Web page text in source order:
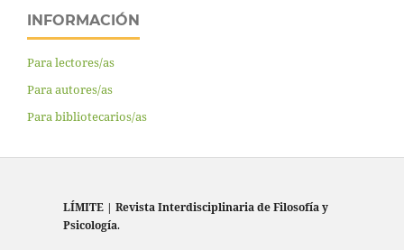
INFORMACIÓN
Para lectores/as
Para autores/as
Para bibliotecarios/as
LÍMITE | Revista Interdisciplinaria de Filosofía y
Psicología.